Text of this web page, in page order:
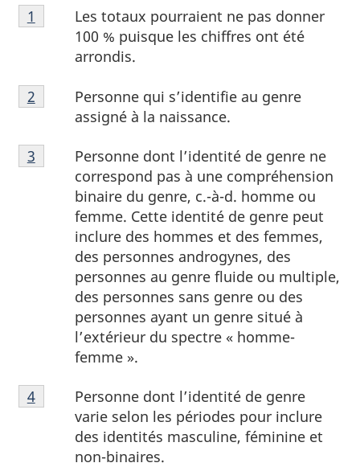
Notes
de
page
1
Les totaux pourraient ne pas donner
100 % puisque les chiffres ont été
arrondis.
Retour à la référence de la note de bas de page
1
Notes
de
de
page
Personne qui s’identifie au genre
assigné à la naissance.
Retour à la référence de la note de bas de page
2
Notes
de
Personne dont l’identité de genre ne
correspond pas à une compréhension
binaire du genre, c.-à-d. homme ou
femme. Cette identité de genre peut
inclure des hommes et des femmes,
des personnes androgynes, des
personnes au genre fluide ou multiple,
des personnes sans genre ou des
personnes ayant un genre situé à
l’extérieur du spectre « homme-
femme ».
Retour à la référence de la note de bas de page
3
Notes
de
Personne dont l’identité de genre
varie selon les périodes pour inclure
des identités masculine, féminine et
non-binaires.
Retour à la référence de la note de bas de page
4